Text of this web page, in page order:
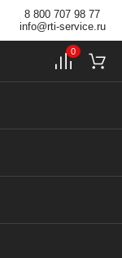
8 800 707 98 77
info@rti-service.ru
0